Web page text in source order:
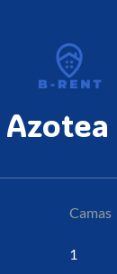
Azotea
Camas
1